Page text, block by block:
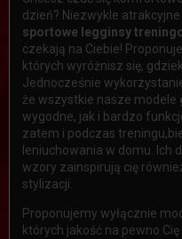
dzień? Niezwykle
sportowe legginsy
czekają na Ciebie!
których wyróżnisz się,
Jednocześnie
że wszystkie nasze modele
wygodne, jak i bardzo
zatem i podczas
leniuchowania w domu. Ich
wzory zainspirują cię
stylizacji.
Proponujemy wyłącznie
których jakość na pewno